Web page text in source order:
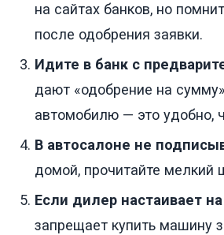
на сайтах банков, но
после одобрения заявки.
Идите в банк с
дают «одобрение на
автомобилю — это удобно,
В автосалоне не
домой, прочитайте мелкий
Если дилер настаивает
запрещает купить машину